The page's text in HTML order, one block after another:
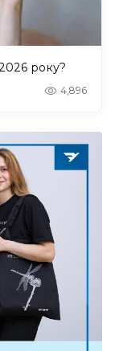
року?
4,896